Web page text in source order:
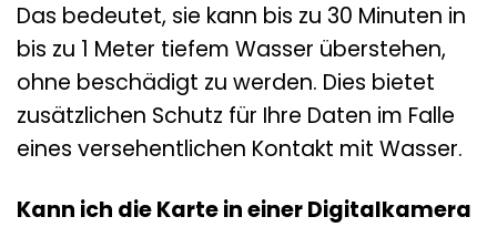
Das bedeutet, sie kann bis zu 30 Minuten in
bis zu 1 Meter tiefem Wasser überstehen,
ohne beschädigt zu werden. Dies bietet
zusätzlichen Schutz für Ihre Daten im Falle
eines versehentlichen Kontakt mit Wasser.
Kann ich die Karte in einer Digitalkamera